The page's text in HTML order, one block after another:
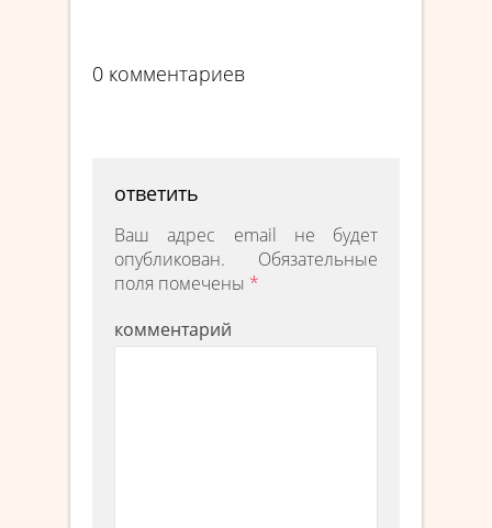
0 комментариев
ответить
Ваш адрес email не будет
опубликован.
Обязательные
поля помечены *
комментарий